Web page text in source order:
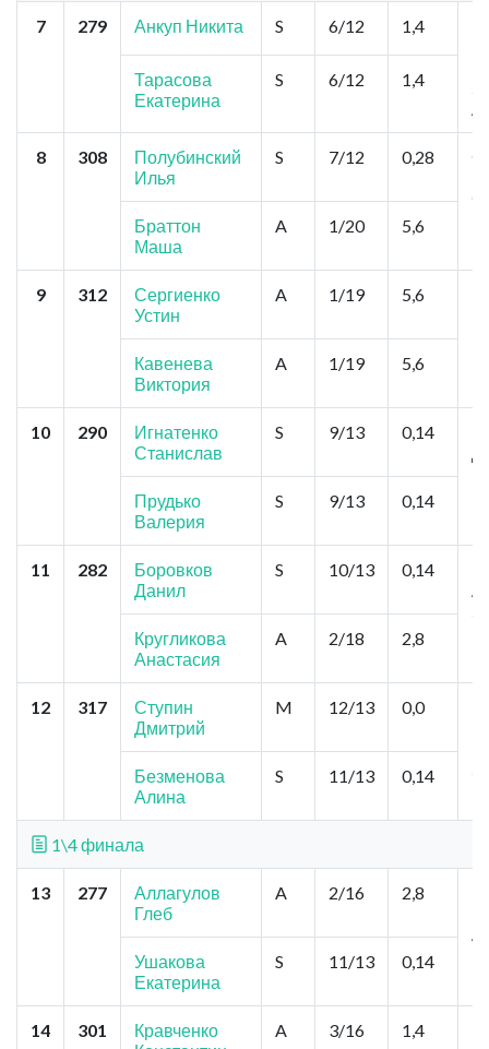
7 279 Анкуп Никита S 6/12 1,4
Тарасова
Екатерина
S 6/12 1,4
8 308
Полубинский
Илья
S 7/12 0,28
Браттон
Маша
A 1/20 5,6
9 312
Сергиенко
Устин
A 1/19 5,6
Кавенева
Виктория
A 1/19 5,6
10 290
Игнатенко
Станислав
S 9/13 0,14
Прудько
Валерия
S 9/13 0,14
11 282
Боровков
Данил
S 10/13 0,14
Кругликова
Анастасия
A 2/18 2,8
12 317
Ступин
Дмитрий
M 12/13 0,0
Безменова
Алина
S 11/13 0,14
1\4 финала
13 277
Аллагулов
Глеб
A 2/16 2,8
Ушакова
Екатерина
S 11/13 0,14
14 301
Кравченко
A 3/16 1,4